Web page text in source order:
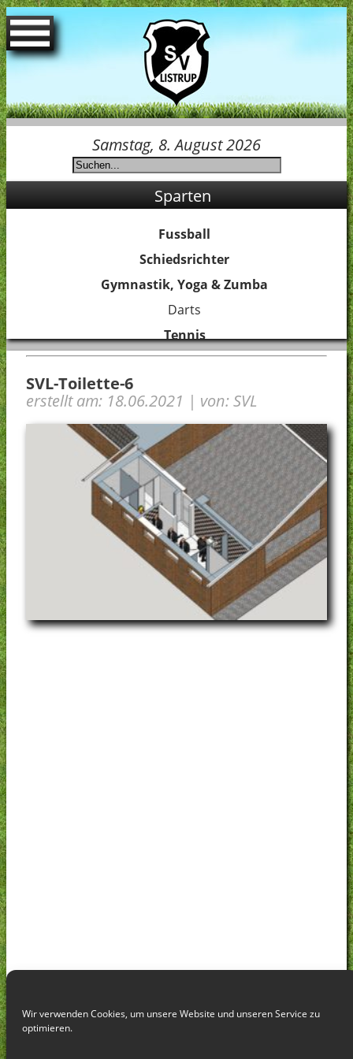
Wir verwenden Cookies, um unsere Website und unseren Service zu
optimieren.
Startseite
Spielpläne
Termine
Der Verein
Jubiläum 75 Jahre SVL
Sponsoren
Ansprechpartner Jugend
SVL-Fanshop
Sonstiges
Samstag, 8. August 2026
Sparten
Fussball
Schiedsrichter
Gymnastik, Yoga & Zumba
Darts
Tennis
Sportkegeln
Datenschutz
Facebook-Seite SVL
Cookie-Richtlinie (EU)
SVL-Toilette-6
erstellt am: 18.06.2021 | von: SVL